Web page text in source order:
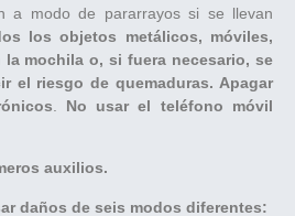
a modo de pararrayos si se llevan
los objetos metálicos, móviles,
la mochila o, si fuera necesario, se
el riesgo de quemaduras. Apagar
No usar el teléfono móvil
auxilios.
daños de seis modos diferentes: